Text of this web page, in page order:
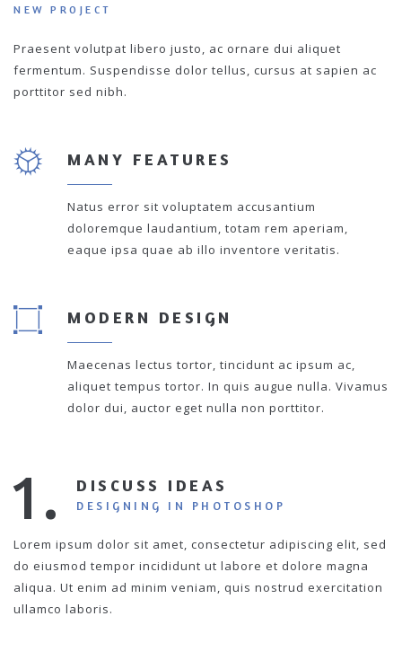
NEW PROJECT
Praesent volutpat libero justo, ac ornare dui aliquet
fermentum. Suspendisse dolor tellus, cursus at sapien ac
porttitor sed nibh.
MANY FEATURES
Natus error sit voluptatem accusantium
doloremque laudantium, totam rem aperiam,
eaque ipsa quae ab illo inventore veritatis.
MODERN DESIGN
Maecenas lectus tortor, tincidunt ac ipsum ac,
aliquet tempus tortor. In quis augue nulla. Vivamus
dolor dui, auctor eget nulla non porttitor.
1. DISCUSS IDEAS
DESIGNING IN PHOTOSHOP
Lorem ipsum dolor sit amet, consectetur adipiscing elit, sed
do eiusmod tempor incididunt ut labore et dolore magna
aliqua. Ut enim ad minim veniam, quis nostrud exercitation
ullamco laboris.